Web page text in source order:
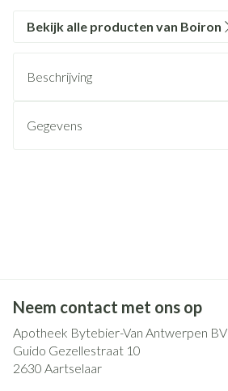
Bekijk alle producten van Boiron
Beschrijving
Gegevens
Neem contact met ons op
Apotheek Bytebier-Van Antwerpen BV
Guido Gezellestraat 10
2630 Aartselaar